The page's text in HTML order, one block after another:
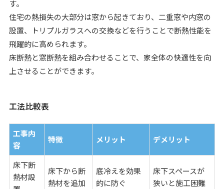
す。
住宅の熱損失の大部分は窓から起きており、二重窓や内窓の
設置、トリプルガラスへの交換などを行うことで断熱性能を
飛躍的に高められます。
床断熱と窓断熱を組み合わせることで、家全体の快適性を向
上させることができます。
工法比較表
工事内
容
特徴 メリット デメリット
床下断
熱材設
床下から断
熱材を追加
底冷えを効果
的に防ぐ
床下スペースが
狭いと施工困難